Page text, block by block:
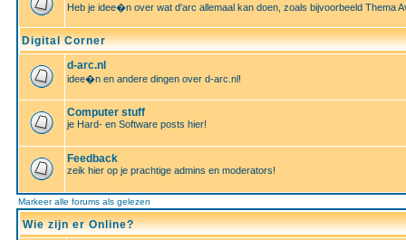
Heb je idee�n over wat d'arc allemaal kan doen, zoals bijvoorbeeld Thema
Digital Corner
d-arc.nl
idee�n en andere dingen over d-arc.nl!
Computer stuff
je Hard- en Software posts hier!
Feedback
zeik hier op je prachtige admins en moderators!
Markeer alle forums als gelezen
Wie zijn er Online?